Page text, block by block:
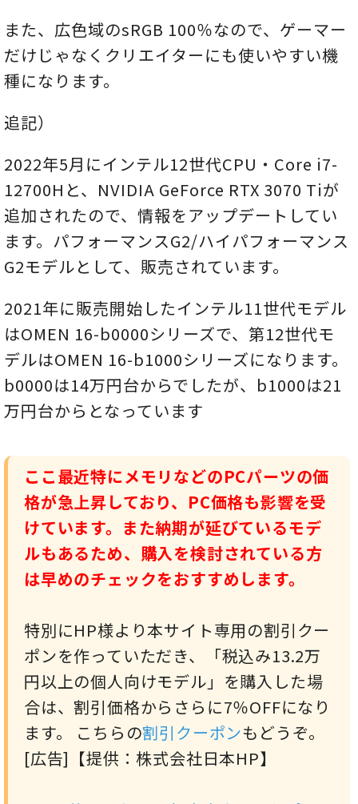
また、広色域のsRGB 100％なので、ゲーマー
だけじゃなくクリエイターにも使いやすい機
種になります。
追記）
2022年5月にインテル12世代CPU・Core i7-
12700Hと、NVIDIA GeForce RTX 3070 Tiが
追加されたので、情報をアップデートしてい
ます。パフォーマンスG2/ハイパフォーマンス
G2モデルとして、販売されています。
2021年に販売開始したインテル11世代モデル
はOMEN 16-b0000シリーズで、第12世代モ
デルはOMEN 16-b1000シリーズになります。
b0000は14万円台からでしたが、b1000は21
万円台からとなっています
ここ最近特にメモリなどのPCパーツの価
格が急上昇しており、PC価格も影響を受
けています。また納期が延びているモデ
ルもあるため、購入を検討されている方
は早めのチェックをおすすめします。
特別にHP様より本サイト専用の割引クー
ポンを作っていただき、「税込み13.2万
円以上の個人向けモデル」を購入した場
合は、割引価格からさらに7％OFFになり
ます。 こちらの割引クーポンもどうぞ。
[広告]【提供：株式会社日本HP】